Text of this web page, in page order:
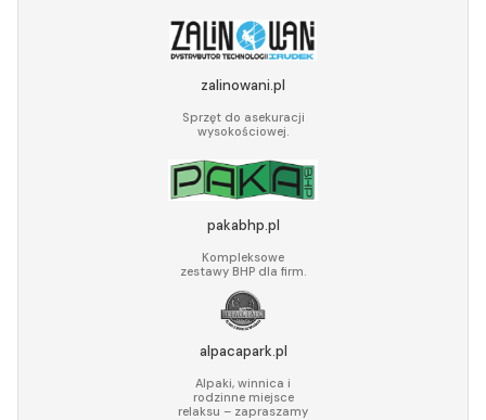
zalinowani.pl
Sprzęt do asekuracji
wysokościowej.
pakabhp.pl
Kompleksowe
zestawy BHP dla firm.
alpacapark.pl
Alpaki, winnica i
rodzinne miejsce
relaksu – zapraszamy